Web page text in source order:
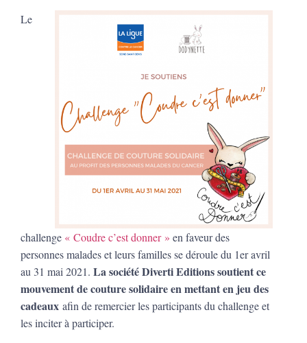
Le
challenge « Coudre c’est donner » en faveur des
personnes malades et leurs familles se déroule du 1er avril
au 31 mai 2021. La société Diverti Editionssoutient ce
mouvement de couture solidaire en mettant en jeu des
cadeaux afin de remercier les participants du challenge et
les inciter à participer.